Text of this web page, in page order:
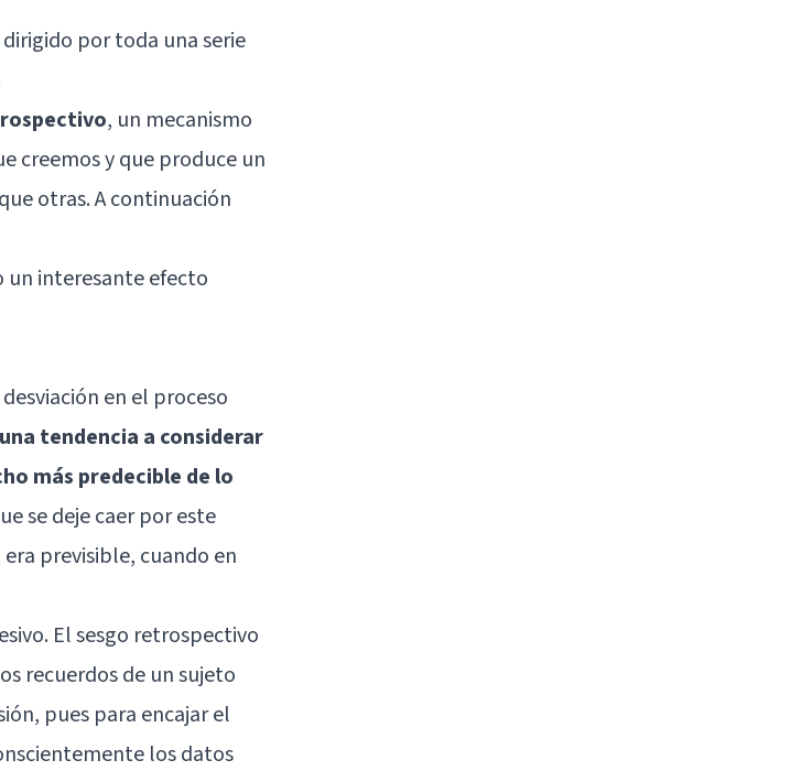
por toda una serie
, un mecanismo
creemos y que produce un
otras. A continuación
un interesante efecto
en el proceso
tendencia a considerar
más predecible de lo
se deje caer por este
previsible, cuando en
El sesgo retrospectivo
recuerdos de un sujeto
pues para encajar el
los datos